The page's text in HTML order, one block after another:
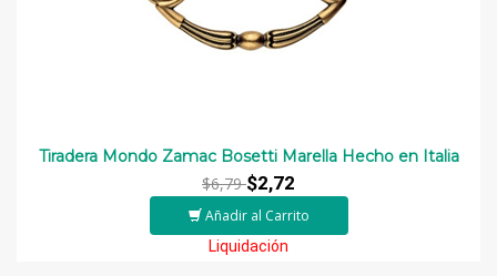
Tiradera Mondo Zamac Bosetti Marella Hecho en Italia
$6,79$2,72
Añadir al Carrito
Liquidación